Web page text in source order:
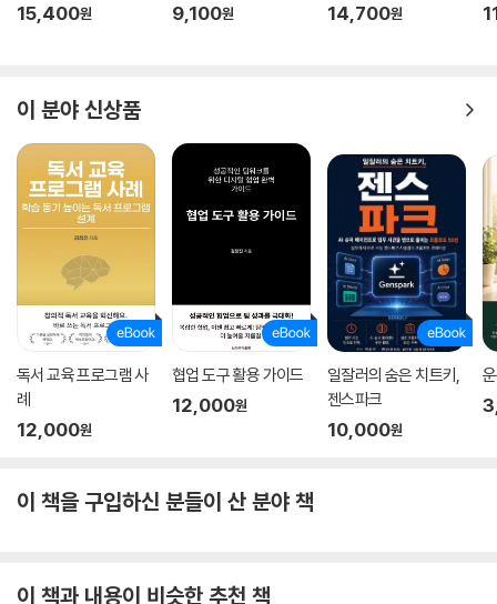
지 부분에 대해서는 확신과 자신감을 가질 수 있다. 사회학에서는 이를 ‘지
저자는 성과 전문가인 자신이 성과 강박 때문에 괴로워하는 아이러니를 인
정할 수 없었다. 심지어 자신이 이중생활을 하는 사기꾼처럼 느껴지기도
했다. 인본주의 심리학자 칼 로저스는 “나를 있는 그대로 받아들일 때 내가
변할 수 있다”고 말했다. 그래서 저자는 자신의 상황을 부정하지도, 피하지
도 않기로 했다. 그리고 잡지 《아웃사이드》에 강박 경험담을 기고했다. 자
신의 커리어를 무너뜨릴 수도 있는 내용이었지만 허심탄회하게 털어놓았
다. 그러자 전 세계 수많은 독자로부터 공감과 위로의 메시지를 받았다. 또
주변 사람들과 속내와 도움을 주고받으며 더 돈독해질 수 있었다.(159쪽)
이처럼 우리의 삶이 단단해지려면 나에게 닥친 문제와 상황을 수용하고,
괴로움과 취약한 부분을 드러내며, 깊고 특별한 유대 관계를 만드는 노력
이 필요하다.
그렇다면 현실을 직시하고 객관적으로 판단하려면 어떻게 해야 할까? UC
버클리대학교의 한 연구진은 ‘자신과 거리 두기’ 방법을 추천한다. 예를 들
어 지금 내 상황을 친구가 똑같이 겪는다고 상상해 보는 것이다. 혹은 지금
이야기를 상상하는 것이다. 나는 그 친구나 과거의 나를 어떤 눈으로 바라
15,400원 9,100원 14,700원
이 분야 신상품
독서 교육 프로그램 사
례
12,000원
협업 도구 활용 가이드
12,000원
일잘러의 숨은 치트키,
젠스파크
10,000원
이 책을 구입하신 분들이 산 분야 책
이 책과 내용이 비슷한 추천 책